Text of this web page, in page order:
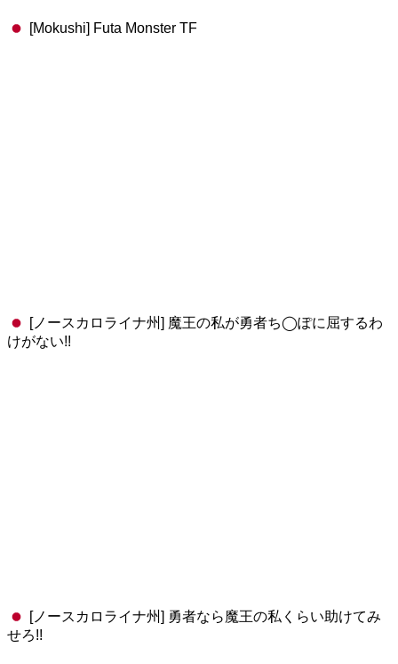
[Mokushi] Futa Monster TF
[ノースカロライナ州] 魔王の私が勇者ち◯ぽに屈するわ
けがない!!
[ノースカロライナ州] 勇者なら魔王の私くらい助けてみ
せろ!!